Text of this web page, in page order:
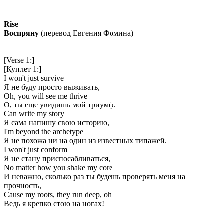
Rise
Воспряну (перевод Евгения Фомина)
[Verse 1:]
[Куплет 1:]
I won't just survive
Я не буду просто выживать,
Oh, you will see me thrive
О, ты еще увидишь мой триумф.
Can write my story
Я сама напишу свою историю,
I'm beyond the archetype
Я не похожа ни на один из известных типажей.
I won't just conform
Я не стану приспосабливаться,
No matter how you shake my core
И неважно, сколько раз ты будешь проверять меня на
прочность,
Cause my roots, they run deep, oh
Ведь я крепко стою на ногах!